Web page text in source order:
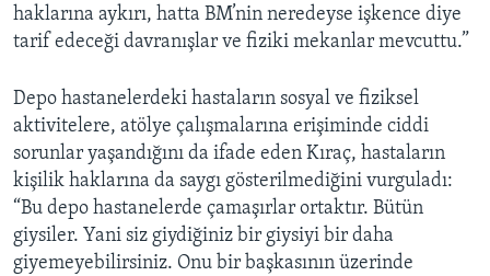
haklarına aykırı, hatta BM’nin neredeyse işkence diye
tarif edeceği davranışlar ve fiziki mekanlar mevcuttu.”
Depo hastanelerdeki hastaların sosyal ve fiziksel
aktivitelere, atölye çalışmalarına erişiminde ciddi
sorunlar yaşandığını da ifade eden Kıraç, hastaların
kişilik haklarına da saygı gösterilmediğini vurguladı:
“Bu depo hastanelerde çamaşırlar ortaktır. Bütün
giysiler. Yani siz giydiğiniz bir giysiyi bir daha
giyemeyebilirsiniz. Onu bir başkasının üzerinde